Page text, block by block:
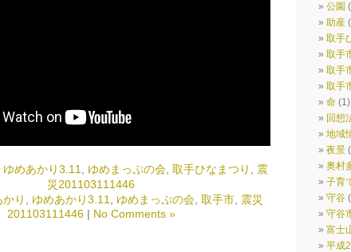
ゆめあかり3.11 ゆめまっぷの会 取手ひなまつり
震
災201103111446
り
ゆめあかり3.11 ゆめまっぷの会, 取手市, 震災
201103111446| No Comments »
公園
助産
取手
取手
取手
取手
命 (1)
回想
地域
夜景
奥村
子育
守谷
守谷
富士
平成